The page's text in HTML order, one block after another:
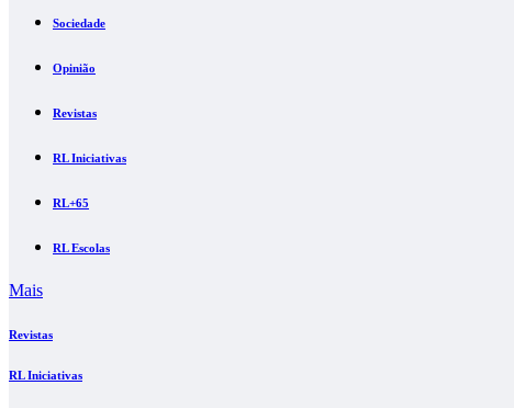
Sociedade
Opinião
Revistas
RL Iniciativas
RL+65
RL Escolas
Mais
Revistas
RL Iniciativas